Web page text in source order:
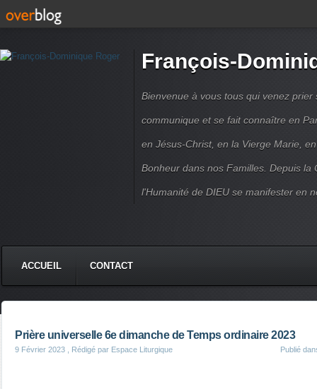
François-
Bienvenue à vous tous qui venez prier
communique et se fait connaître en
en Jésus-Christ, en la Vierge Marie,
Bonheur dans nos Familles. Depuis la
l'Humanité de DIEU se manifester en
ACCUEIL CONTACT
Prière universelle 6e dimanche de Temps ordinaire 2023
9 Février 2023 , Rédigé par Espace Liturgique Publié